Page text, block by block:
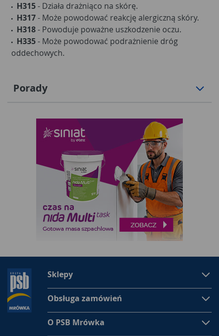
H315- Działa drażniąco na skórę.
H317- Może powodować reakcję alergiczną skóry.
H318- Powoduje poważne uszkodzenie oczu.
H335- Może powodować podrażnienie dróg
oddechowych.
Porady
Sklepy
Obsługa zamówień
O PSB Mrówka